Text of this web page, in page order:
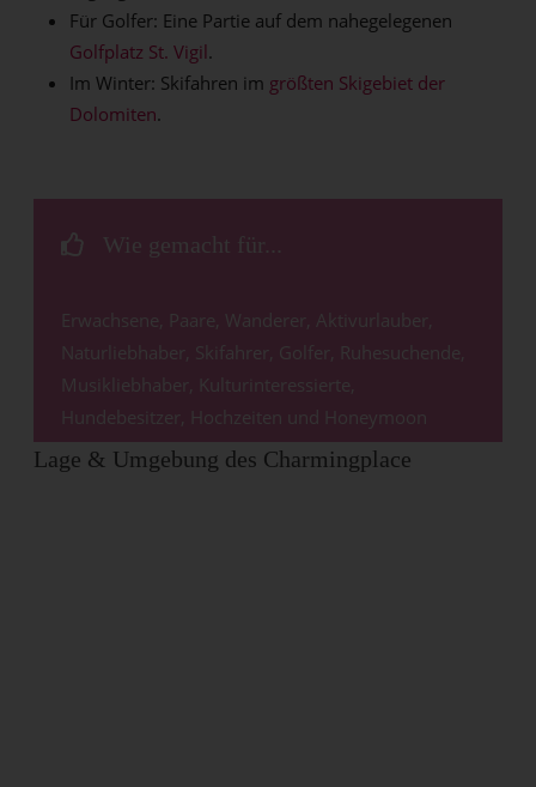
Für Golfer: Eine Partie auf dem nahegelegenen
Golfplatz St. Vigil.
Im Winter: Skifahren im größten Skigebiet der
Dolomiten.
Wie gemacht für...
Erwachsene, Paare, Wanderer, Aktivurlauber,
Naturliebhaber, Skifahrer, Golfer, Ruhesuchende,
Musikliebhaber, Kulturinteressierte,
Hundebesitzer, Hochzeiten und Honeymoon
Lage & Umgebung des Charmingplace